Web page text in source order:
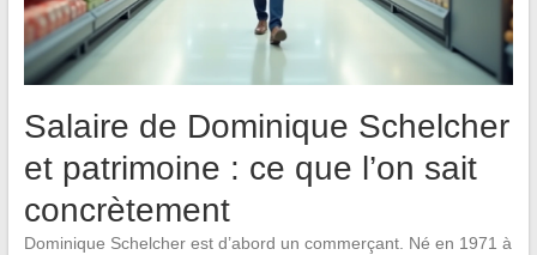
Salaire de Dominique Schelcher
et patrimoine : ce que l’on sait
concrètement
Dominique Schelcher est d’abord un commerçant. Né en 1971 à